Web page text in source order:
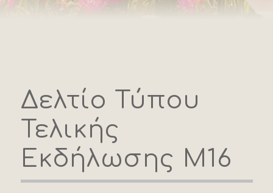
Δελτίο Τύπου
Τελικής
Εκδήλωσης Μ16